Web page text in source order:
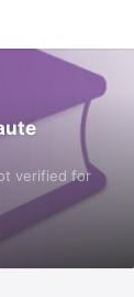
verified for